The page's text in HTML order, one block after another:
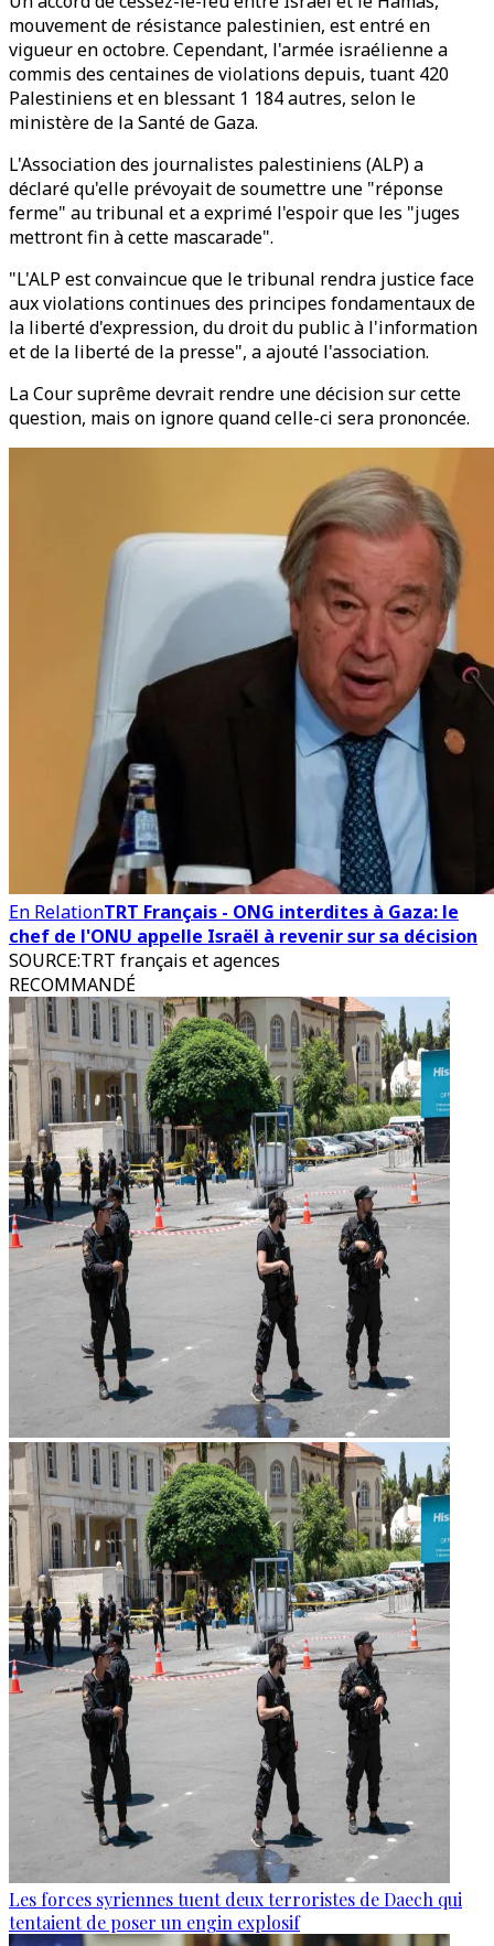
mouvement de résistance palestinien, est entré en
vigueur en octobre. Cependant, l'armée israélienne a
commis des centaines de violations depuis, tuant 420
Palestiniens et en blessant 1 184 autres, selon le
ministère de la Santé de Gaza.
L'Association des journalistes palestiniens (ALP) a
déclaré qu'elle prévoyait de soumettre une "réponse
ferme" au tribunal et a exprimé l'espoir que les "juges
mettront fin à cette mascarade".
"L'ALP est convaincue que le tribunal rendra justice face
aux violations continues des principes fondamentaux de
la liberté d'expression, du droit du public à l'information
et de la liberté de la presse", a ajouté l'association.
La Cour suprême devrait rendre une décision sur cette
question, mais on ignore quand celle-ci sera prononcée.
En RelationTRT Français - ONG interdites à Gaza: le
chef de l'ONU appelle Israël à revenir sur sa décision
SOURCE:TRT français et agences
RECOMMANDÉ
Les forces syriennes tuent deux terroristes de Daech qui
tentaient de poser un engin explosif